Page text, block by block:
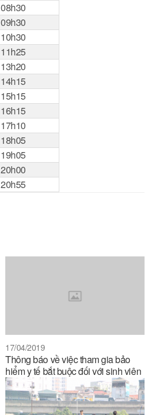
08h30
09h30
10h30
11h25
13h20
14h15
15h15
16h15
17h10
18h05
19h05
20h00
20h55
17/04/2019
Thông báo về việc tham gia bảo
hiểm y tế bắt buộc đối với sinh viên